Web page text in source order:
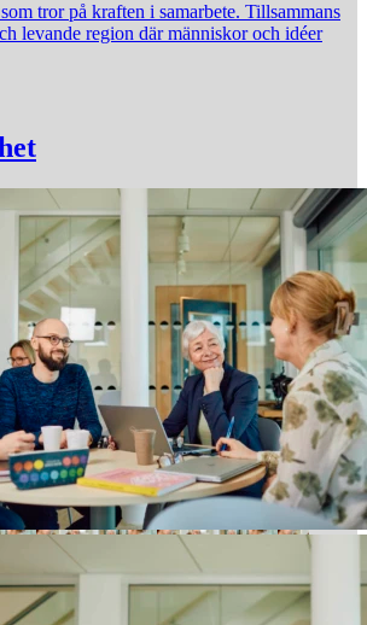
tror på kraften i samarbete. Tillsammans
levande region där människor och idéer